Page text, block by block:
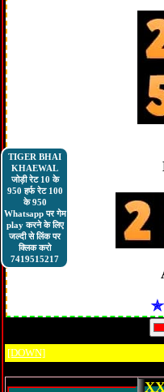
TIGER BHAI
KHAEWAL
जोड़ी रेट 10 के
950 हर्फ रेट 100
के 950
Whatsapp पर गेम
play करने के लिए
जल्दी से लिंक पर
क्लिक करो
7419515217
[DOWN]